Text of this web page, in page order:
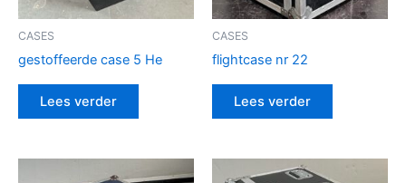
CASES
gestoffeerde case 5 He
Lees verder
CASES
flightcase nr 22
Lees verder